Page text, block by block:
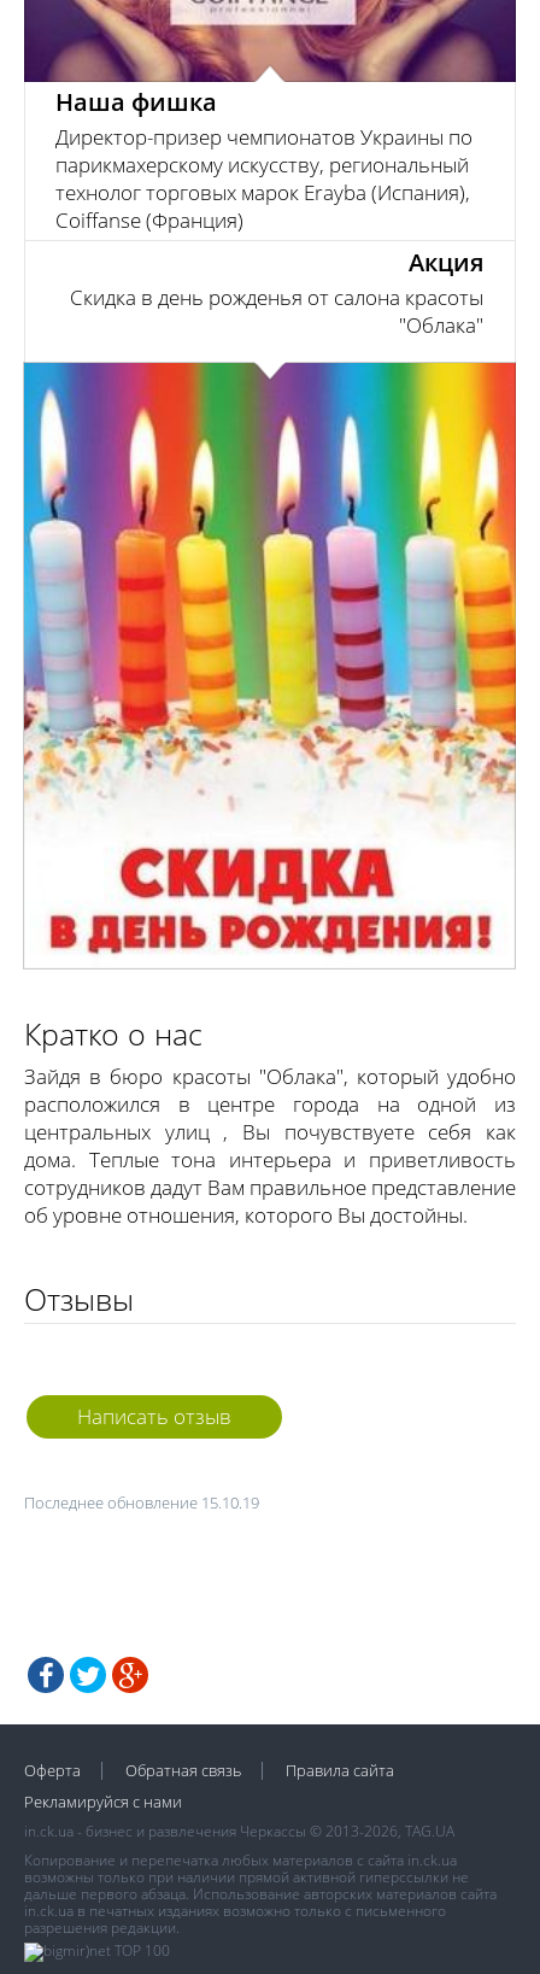
Наша фишка
Директор-призер чемпионатов Украины по
парикмахерскому искусству, региональный
технолог торговых марок Erayba (Испания),
Coiffanse (Франция)
Акция
Скидка в день рожденья от салона красоты
"Облака"
При обслуживании в День рождения в подарок Вы
получаете 10% скидку. Скидка предоставляется при
наличие паспорта или другого подтверждающего...
Подробнее
Кратко о нас
Зайдя в бюро красоты "Облака", который удобно
расположился в центре города на одной из
центральных улиц , Вы почувствуете себя как
дома. Теплые тона интерьера и приветливость
сотрудников дадут Вам правильное представление
об уровне отношения, которого Вы достойны.
Отзывы
Написать отзыв
Последнее обновление 15.10.19
Оферта Обратная связь
Правила сайта
Рекламируйся с нами
in.ck.ua - бизнес и развлечения Черкассы © 2013-2026, TAG.UA
Копирование и перепечатка любых материалов с сайта in.ck.ua
возможны только при наличии прямой активной гиперссылки не
дальше первого абзаца. Использование авторских материалов сайта
in.ck.ua в печатных изданиях возможно только с письменного
разрешения редакции.